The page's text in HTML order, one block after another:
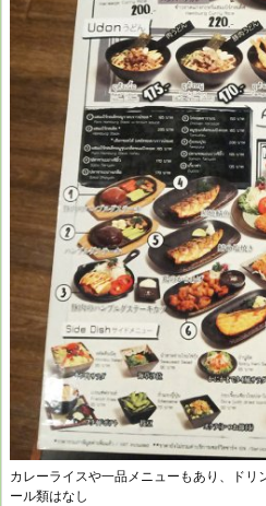
カレーライスや一品メニューもあり、ドリ
ール類はなし